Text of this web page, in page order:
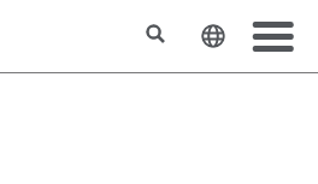
RechercherChanger